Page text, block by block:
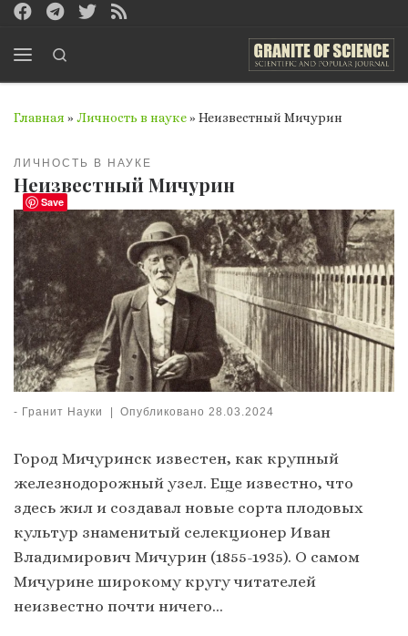
Перейти к содержимому
Главная » Личность в науке» Неизвестный Мичурин
ЛИЧНОСТЬ В НАУКЕ
Неизвестный Мичурин
- Гранит Науки | Опубликовано 28.03.2024
Город Мичуринск известен, как крупный
железнодорожный узел. Еще известно, что
здесь жил и создавал новые сорта плодовых
культур знаменитый селекционер Иван
Владимирович Мичурин (1855-1935). О самом
Мичурине широкому кругу читателей
неизвестно почти ничего…
Save